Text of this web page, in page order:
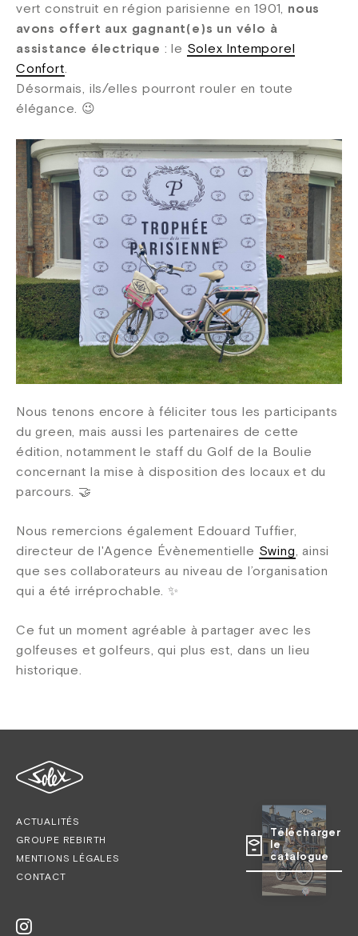
vert construit en région parisienne en 1901, nous
avons offert aux gagnant(e)s un vélo à
assistance électrique : le Solex Intemporel
Confort.
Désormais, ils/elles pourront rouler en toute
élégance. 😉
Nous tenons encore à féliciter tous les participants
du green, mais aussi les partenaires de cette
édition, notamment le staff du Golf de la Boulie
concernant la mise à disposition des locaux et du
parcours. 🤝
Nous remercions également Edouard Tuffier,
directeur de l'Agence Évènementielle Swing, ainsi
que ses collaborateurs au niveau de l’organisation
qui a été irréprochable. ✨
Ce fut un moment agréable à partager avec les
golfeuses et golfeurs, qui plus est, dans un lieu
historique.
ACTUALITÉS
GROUPE REBIRTH
MENTIONS LÉGALES
CONTACT
Télécharger
le
catalogue